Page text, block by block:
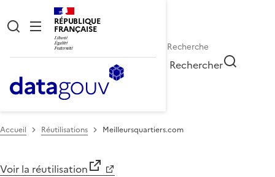
RÉPUBLIQUE
FRANÇAISE
Rechercher
Accueil Réutilisations Meilleursquartiers.com
Voir la réutilisation